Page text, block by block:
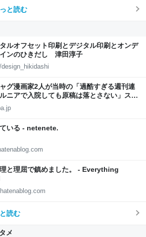
と読む
ルオフセット印刷とデジタル印刷とオンデ
ンのひきだし 津田淳子
グ漫画家2人が当時の「過酷すぎる週刊連
ニアで入院しても原稿は落とさない」スト
ている - netenete.
と理屈で鎮めました。 - Everything
読む
メ